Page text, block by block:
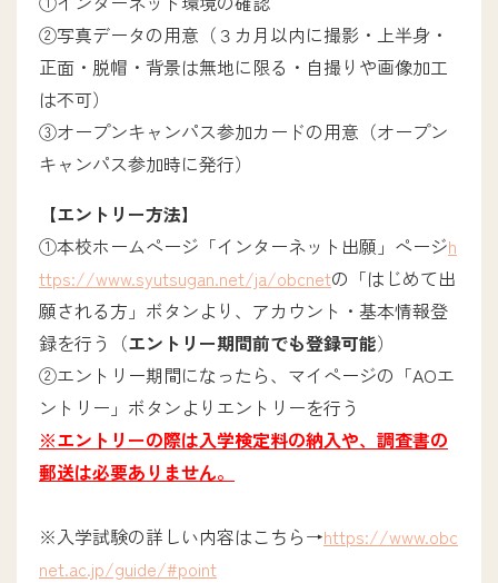
入試について
インターネット出願
学生募集要項ダウンロード
学校提携教育ローン
一人暮らしサポート
新着情報
デジタルパンフレット
採用担当の方へ
卒業生の方へ
教職員募集
②写真データの用意（３カ月以内に撮影・上半身・
正面・脱帽・背景は無地に限る・自撮りや画像加工
は不可）
③オープンキャンパス参加カードの用意（オープン
キャンパス参加時に発行）
【エントリー方法】
①本校ホームページ「インターネット出願」ページh
ttps://www.syutsugan.net/ja/obcnetの「はじめて出
願される方」ボタンより、アカウント・基本情報登
録を行う（エントリー期間前でも登録可能）
②エントリー期間になったら、マイページの「AOエ
ントリー」ボタンよりエントリーを行う
※エントリーの際は入学検定料の納入や、調査書の
郵送は必要ありません。
※入学試験の詳しい内容はこちら→https://www.obc
net.ac.jp/guide/#point